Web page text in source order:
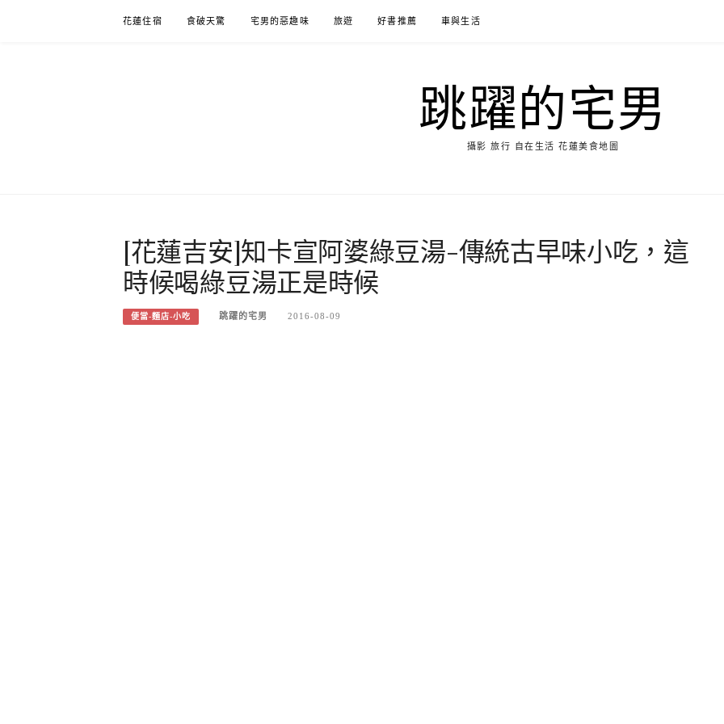
花蓮住宿 食破天驚 宅男的惡趣味 旅遊 好書推薦 車與生活
跳躍的宅男
攝影 旅行 自在生活 花蓮美食地圖
[花蓮吉安]知卡宣阿婆綠豆湯-傳統古早味小吃，這
時候喝綠豆湯正是時候
便當-麵店-小吃 跳躍的宅男 2016-08-09